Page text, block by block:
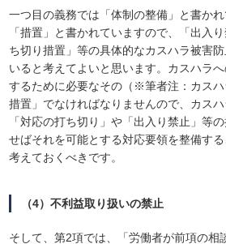
一つ目の義務では「体制の整備」と書か
「措置」と書かれていますので、「出入
ち切り措置」等の具体的なカスハラ被害
いると考えてよいと思います。カスハラ
するために必要なその（※筆者注：カス
措置」でなければなりませんので、カスハ
「対応の打ち切り」や「出入り禁止」等
せばそれを可能とする対応要領を整備す
考えておくべきです。
（4）不利益取り扱いの禁止
そして、第2項では、「労働者が前項の相